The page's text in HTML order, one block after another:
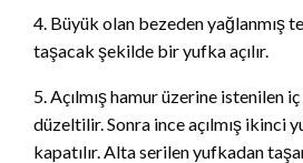
4. Büyük olan bezeden yağlanmış
taşacak şekilde bir yufka açılır.
5. Açılmış hamur üzerine istenilen
düzeltilir. Sonra ince açılmış ikinci
kapatılır. Alta serilen yufkadan